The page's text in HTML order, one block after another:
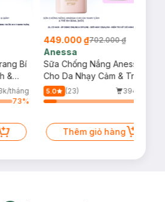
Bí
&
tháng
73%
449.000 ₫702.000 ₫
Anessa
Sữa Chống Nắng Anessa
Cho Da Nhạy Cảm & Trẻ Em
60ml (Mới)
5.0 (23)
394/tháng
Thêm giỏ hàng